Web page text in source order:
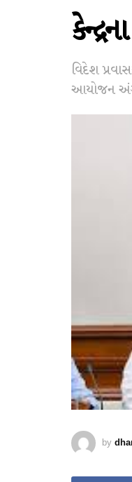
વિદેશ
આયોજન
by